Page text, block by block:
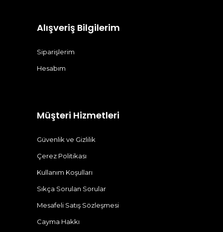
Alışveriş Bilgilerim
Siparişlerim
Hesabım
Müşteri Hizmetleri
Güvenlik ve Gizlilik
Çerez Politikası
Kullanım Koşulları
Sıkça Sorulan Sorular
Mesafeli Satış Sözleşmesi
Cayma Hakkı